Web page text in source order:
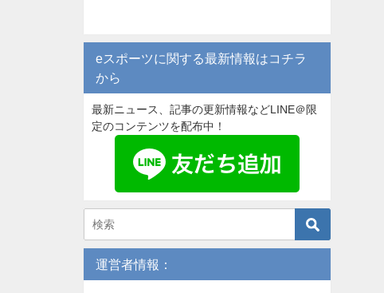
eスポーツに関する最新情報はコチラ
から
最新ニュース、記事の更新情報などLINE＠限
定のコンテンツを配布中！
運営者情報：